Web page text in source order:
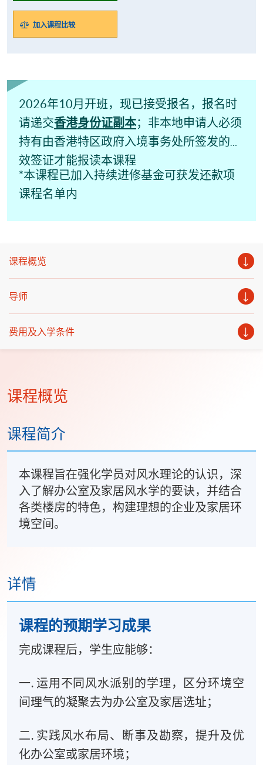
加入课程比较
2026年10月开班，现已接受报名，报名时
请递交香港身份证副本；非本地申请人必须
持有由香港特区政府入境事务处所签发的有
效签证才能报读本课程
*本课程已加入持续进修基金可获发还款项
课程名单内
课程概览
导师
费用及入学条件
课程概览
课程简介
本课程旨在强化学员对风水理论的认识，深
入了解办公室及家居风水学的要诀，并结合
各类楼房的特色，构建理想的企业及家居环
境空间。
详情
课程的预期学习成果
完成课程后，学生应能够：
一. 运用不同风水派别的学理，区分环境空
间理气的凝聚去为办公室及家居选址；
二. 实践风水布局、断事及勘察，提升及优
化办公室或家居环境；